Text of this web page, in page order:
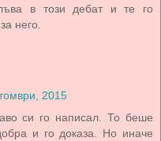
в този дебат и те го
него.
2015
си го написал. То беше
и го доказа. Но иначе